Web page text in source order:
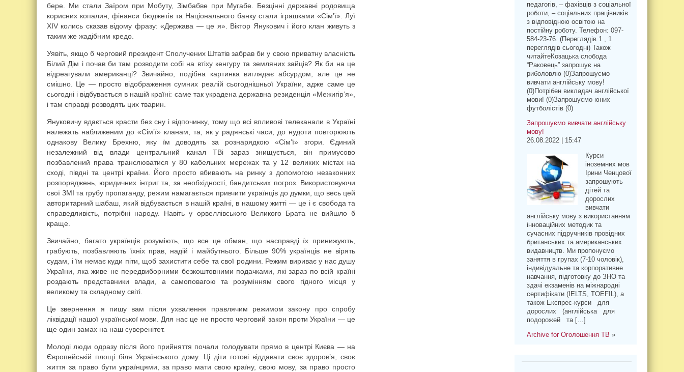
бере. Ми стали Заїром при Мобуту, Зімбабве при Мугабе. Безцінні державні родовища
корисних копалин, фінанси бюджетів та Національного банку стали іграшками «Сім’ї». Луї
XIV колись сказав відому фразу: «Держава — це я». Віктор Янукович і його клан живуть з
таким же жадібним кредо.
Уявіть, якщо б черговий президент Сполучених Штатів забрав би у свою приватну власність
Білий Дім і почав би там розводити собі на втіху кенгуру та земляних зайців? Як би на це
відреагували американці? Звичайно, подібна картинка виглядає абсурдом, але це не
смішно. Це — просто відображення сумних реалій сьогоднішньої України, адже саме це
сьогодні і відбувається в нашій країні: саме так украдена державна резиденція «Межигір’я»,
і там справді розводять цих тварин.
Януковичу вдається красти без сну і відпочинку, тому що всі впливові телеканали в Україні
належать наближеним до «Сім’ї» кланам, та, як у радянські часи, до нудоти повторюють
однакову Велику Брехню, яку їм доводять за рознарядкою «Сім’ї» згори. Єдиний
незалежний від влади центральний канал ТВі зараз знищується, він примусово
позбавлений права транслюватися у 80 кабельних мережах та у 12 великих містах на
сході, півдні та центрі країни. Його просто вбивають на ринку з допомогою незаконних
розпоряджень, юридичних інтриг та, за необхідності, бандитських погроз. Використовуючи
свої ЗМІ та грубу пропаганду, режим намагається привчити українців до думки, що весь цей
авторитарний шабаш, який відбувається в нашій країні, в нашому житті — це і є свобода та
справедливість, потрібні народу. Навіть у орвеллівського Великого Брата не вийшло б
краще.
Звичайно, багато українців розуміють, що все це обман, що насправді їх принижують,
грабують, позбавляють їхніх прав, надій і майбутнього. Більше 90% українців не вірять
судам, і їм немає куди піти, щоб захистити себе та свої родини. Режим вириває у нас душу
України, яка живе не передвиборними безкоштовними подачками, які зараз по всій країні
роздають представники влади, а самоповагою та розумінням свого гідного місця у
великому та складному світі.
Це звернення я пишу вам після ухвалення правлячим режимом закону про спробу
ліквідації нашої української мови. Для нас це не просто черговий закон проти України — це
ще один замах на наш суверенітет.
Молоді люди одразу після його прийняття почали голодувати прямо в центрі Києва — на
Європейській площі біля Українського дому. Ці діти готові віддавати своє здоров’я, своє
життя за право бути українцями, за право мати свою країну, свою мову, за право просто
педагогів, – фахівців з соціальної
роботи, – соціальних працівників
з відповідною освітою на
постійну роботу. Телефон: 097-
584-23-76. (Переглядів 1 , 1
переглядів сьогодні) Також
читайтеКозацька слобода
“Раковець” запрошує на
риболовлю (0)Запрошуємо
вивчати англійську мову!
(0)Потрібен викладач англійської
мови! (0)Запрошуємо юних
футболістів (0)
Запрошуємо вивчати англійську
мову!
26.08.2022 | 15:47
Курси
іноземних мов
Ірини Ченцової
запрошують
дітей та
дорослих
вивчати
англійську мову з використанням
інноваційних методик та
сучасних підручників провідних
британських та американських
видавництв. Ми пропонуємо
заняття в групах (7-10 чоловік),
індивідуальне та корпоративне
навчання, підготовку до ЗНО та
здачі екзаменів на міжнародні
сертифікати (IELTS, TOEFIL), а
також Експрес-курси для
дорослих (англійська для
подорожей та […]
Archive for Оголошення ТВ »